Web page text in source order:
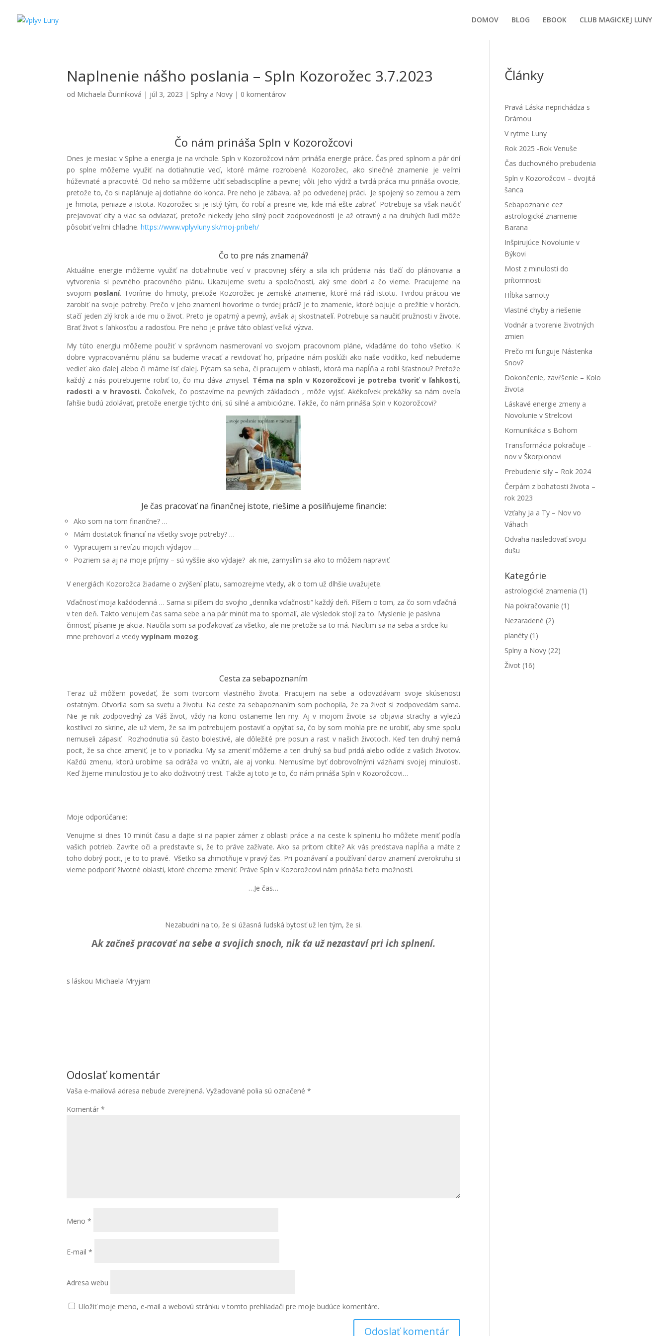
DOMOV BLOG EBOOK CLUB MAGICKEJ LUNY
Naplnenie nášho poslania – Spln Kozorožec 3.7.2023
od Michaela Ďuriníková | júl 3, 2023 | Splny a Novy | 0 komentárov
Čo nám prináša Spln v Kozorožcovi
Dnes je mesiac v Splne a energia je na vrchole. Spln v Kozorožcovi nám prináša energie práce. Čas pred splnom a pár dní
po splne môžeme využiť na dotiahnutie vecí, ktoré máme rozrobené. Kozorožec, ako slnečné znamenie je veľmi
húževnaté a pracovité. Od neho sa môžeme učiť sebadisciplíne a pevnej vôli. Jeho výdrž a tvrdá práca mu prináša ovocie,
pretože to, čo si naplánuje aj dotiahne do konca. Pre neho je zábava, až po odvedenej práci. Je spojený so zemou a zem
je hmota, peniaze a istota. Kozorožec si je istý tým, čo robí a presne vie, kde má ešte zabrať. Potrebuje sa však naučiť
prejavovať city a viac sa odviazať, pretože niekedy jeho silný pocit zodpovednosti je až otravný a na druhých ľudí môže
pôsobiť veľmi chladne.https://www.vplyvluny.sk/moj-pribeh/
Čo to pre nás znamená?
Aktuálne energie môžeme využiť na dotiahnutie vecí v pracovnej sféry a sila ich prúdenia nás tlačí do plánovania a
vytvorenia si pevného pracovného plánu. Ukazujeme svetu a spoločnosti, aký sme dobrí a čo vieme. Pracujeme na
svojom poslaní. Tvoríme do hmoty, pretože Kozorožec je zemské znamenie, ktoré má rád istotu. Tvrdou prácou vie
zarobiť na svoje potreby. Prečo v jeho znamení hovoríme o tvrdej práci? Je to znamenie, ktoré bojuje o prežitie v horách,
stačí jeden zlý krok a ide mu o život. Preto je opatrný a pevný, avšak aj skostnatelí. Potrebuje sa naučiť pružnosti v živote.
Brať život s ľahkosťou a radosťou. Pre neho je práve táto oblasť veľká výzva.
My túto energiu môžeme použiť v správnom nasmerovaní vo svojom pracovnom pláne, vkladáme do toho všetko. K
dobre vypracovanému plánu sa budeme vracať a revidovať ho, prípadne nám poslúži ako naše vodítko, keď nebudeme
vedieť ako ďalej alebo či máme ísť ďalej. Pýtam sa seba, či pracujem v oblasti, ktorá ma napĺňa a robí šťastnou? Pretože
každý z nás potrebujeme robiť to, čo mu dáva zmysel. Téma na spln v Kozorožcovi je potreba tvoriť v ľahkosti,
radosti a v hravosti. Čokoľvek, čo postavíme na pevných základoch , môže vyjsť. Akékoľvek prekážky sa nám oveľa
ľahšie budú zdolávať, pretože energie týchto dní, sú silné a ambiciózne. Takže, čo nám prináša Spln v Kozorožcovi?
Je čas pracovať na finančnej istote, riešime a posilňujeme financie:
Ako som na tom finančne? …
Mám dostatok financií na všetky svoje potreby? …
Vypracujem si revíziu mojich výdajov …
Pozriem sa aj na moje príjmy – sú vyššie ako výdaje? ak nie, zamyslím sa ako to môžem napraviť.
V energiách Kozorožca žiadame o zvýšení platu, samozrejme vtedy, ak o tom už dlhšie uvažujete.
Vďačnosť moja každodenná … Sama si píšem do svojho „denníka vďačnosti“ každý deň. Píšem o tom, za čo som vďačná
v ten deň. Takto venujem čas sama sebe a na pár minút ma to spomalí, ale výsledok stojí za to. Myslenie je pasívna
činnosť, písanie je akcia. Naučila som sa poďakovať za všetko, ale nie pretože sa to má. Nacítim sa na seba a srdce ku
mne prehovorí a vtedyvypínam mozog.
Cesta za sebapoznaním
Teraz už môžem povedať, že som tvorcom vlastného života. Pracujem na sebe a odovzdávam svoje skúsenosti
ostatným. Otvorila som sa svetu a životu. Na ceste za sebapoznaním som pochopila, že za život si zodpovedám sama.
Nie je nik zodpovedný za Váš život, vždy na konci ostaneme len my. Aj v mojom živote sa objavia strachy a vylezú
kostlivci zo skrine, ale už viem, že sa im potrebujem postaviť a opýtať sa, čo by som mohla pre ne urobiť, aby sme spolu
nemuseli zápasiť. Rozhodnutia sú často bolestivé, ale dôležité pre posun a rast v našich životoch. Keď ten druhý nemá
pocit, že sa chce zmeniť, je to v poriadku. My sa zmeniť môžeme a ten druhý sa buď pridá alebo odíde z vašich životov.
Každú zmenu, ktorú urobíme sa odráža vo vnútri, ale aj vonku. Nemusíme byť dobrovoľnými väzňami svojej minulosti.
Keď žijeme minulosťou je to ako doživotný trest. Takže aj toto je to, čo nám prináša Spln v Kozorožcovi…
Moje odporúčanie:
Venujme si dnes 10 minút času a dajte si na papier zámer z oblasti práce a na ceste k splneniu ho môžete meniť podľa
vašich potrieb. Zavrite oči a predstavte si, že to práve zažívate. Ako sa pritom cítite? Ak vás predstava napĺňa a máte z
toho dobrý pocit, je to to pravé. Všetko sa zhmotňuje v pravý čas. Pri poznávaní a používaní darov znamení zverokruhu si
vieme podporiť životné oblasti, ktoré chceme zmeniť. Práve Spln v Kozorožcovi nám prináša tieto možnosti.
…Je čas…
Nezabudni na to, že si úžasná ľudská bytosť už len tým, že si.
Ak začneš pracovať na sebe a svojich snoch, nik ťa už nezastaví pri ich splnení.
s láskou Michaela Mryjam
Odoslať komentár
Vaša e-mailová adresa nebude zverejnená. Vyžadované polia sú označené*
Komentár*
Meno*
E-mail*
Adresa webu
Uložiť moje meno, e-mail a webovú stránku v tomto prehliadači pre moje budúce komentáre.
Články
Pravá Láska neprichádza s
Drámou
V rytme Luny
Rok 2025 -Rok Venuše
Čas duchovného prebudenia
Spln v Kozorožcovi – dvojitá
šanca
Sebapoznanie cez
astrologické znamenie
Barana
Inšpirujúce Novolunie v
Býkovi
Most z minulosti do
prítomnosti
Hĺbka samoty
Vlastné chyby a riešenie
Vodnár a tvorenie životných
zmien
Prečo mi funguje Nástenka
Snov?
Dokončenie, zavŕšenie – Kolo
života
Láskavé energie zmeny a
Novolunie v Strelcovi
Komunikácia s Bohom
Transformácia pokračuje –
nov v Škorpionovi
Prebudenie sily – Rok 2024
Čerpám z bohatosti života –
rok 2023
Vzťahy Ja a Ty – Nov vo
Váhach
Odvaha nasledovať svoju
dušu
Kategórie
astrologické znamenia (1)
Na pokračovanie (1)
Nezaradené (2)
planéty (1)
Splny a Novy (22)
Život (16)